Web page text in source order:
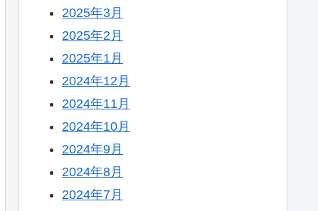
2025年3月
2025年2月
2025年1月
2024年12月
2024年11月
2024年10月
2024年9月
2024年8月
2024年7月